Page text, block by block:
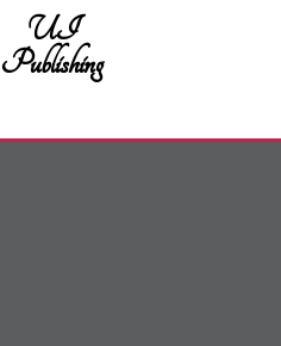
UI
Publishing